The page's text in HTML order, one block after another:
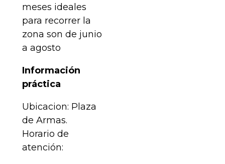
meses ideales
para recorrer la
zona son de junio
a agosto
Información
práctica
Ubicacion: Plaza
de Armas.
Horario de
atención: